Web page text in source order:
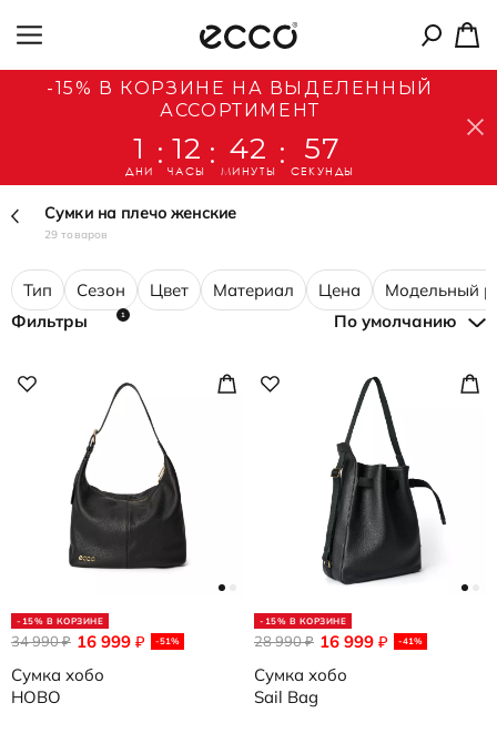
-15% В КОРЗИНЕ НА ВЫДЕЛЕННЫЙ
АССОРТИМЕНТ
1
ДНИ
: 12
ЧАСЫ
: 42
МИНУТЫ
: 57
СЕКУНДЫ
Сумки на плечо женские
29 товаров
Тип Сезон Цвет Материал Цена Модельный
1
Фильтры По умолчанию
-15% В КОРЗИНЕ
16 999 ₽ -51%
34 990₽
Сумка хобо
HOBO
-15% В КОРЗИНЕ
16 999 ₽ -41%
28 990₽
Сумка хобо
Sail Bag